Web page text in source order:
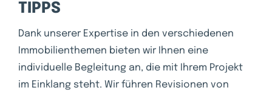
TIPPS
Dank unserer Expertise in den verschiedenen
Immobilienthemen bieten wir Ihnen eine
individuelle Begleitung an, die mit Ihrem Projekt
im Einklang steht. Wir führen Revisionen von